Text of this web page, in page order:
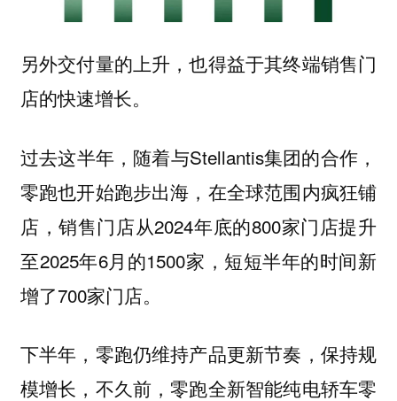
另外交付量的上升，也得益于其终端销售门
店的快速增长。
过去这半年，随着与Stellantis集团的合作，
零跑也开始跑步出海，在全球范围内疯狂铺
店，销售门店从2024年底的800家门店提升
至2025年6月的1500家，短短半年的时间新
增了700家门店。
下半年，零跑仍维持产品更新节奏，保持规
模增长，不久前，零跑全新智能纯电轿车零